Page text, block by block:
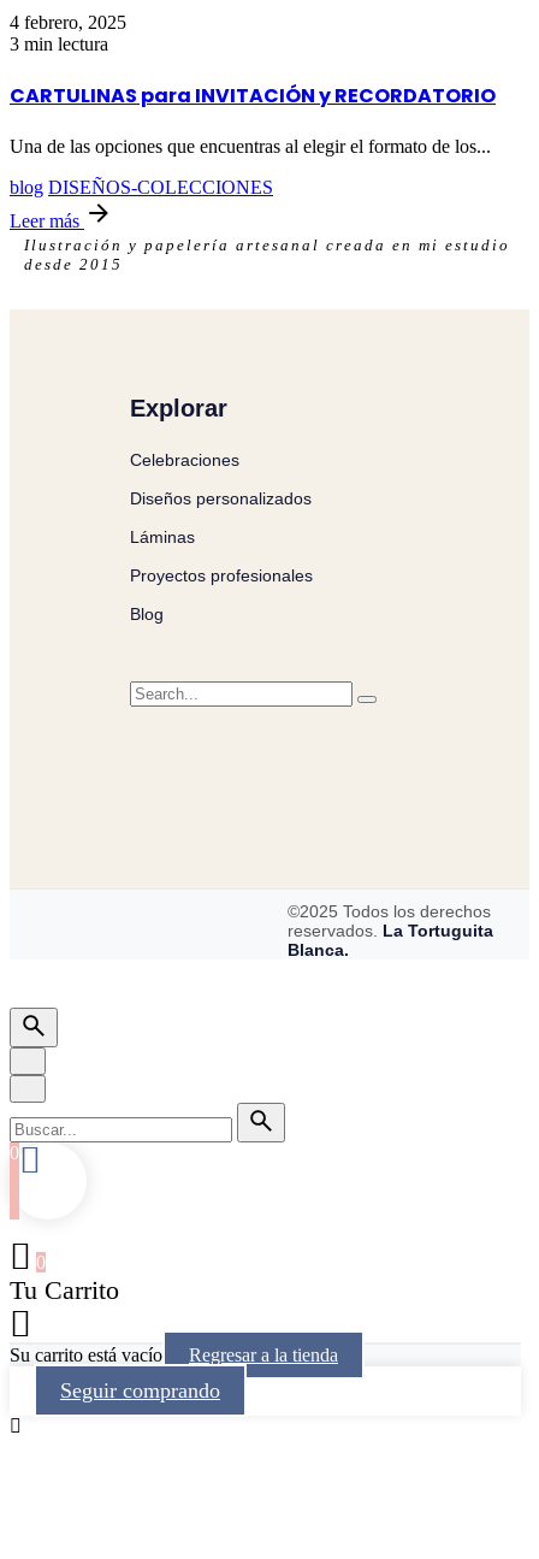
4 febrero, 2025
3 min lectura
CARTULINAS para INVITACIÓN y RECORDATORIO
Una de las opciones que encuentras al elegir el formato de los...
blog DISEÑOS-COLECCIONES
Leer más
Ilustración y papelería artesanal creada en mi estudio
desde 2015
Explorar
Celebraciones
Diseños personalizados
Láminas
Proyectos profesionales
Blog
©2025 Todos los derechos
reservados. La Tortuguita
Blanca.
0
0
Tu Carrito
Su carrito está vacío Regresar a la tienda
Seguir comprando